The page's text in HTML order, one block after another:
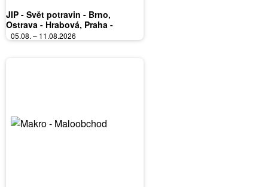
JIP - Svět potravin - Brno,
Ostrava - Hrabová, Praha -
Bořanovice, Jilemnice, Karlovy
Vary, Olomouc, Pardubice, Zlín,
05.08. – 11.08.2026